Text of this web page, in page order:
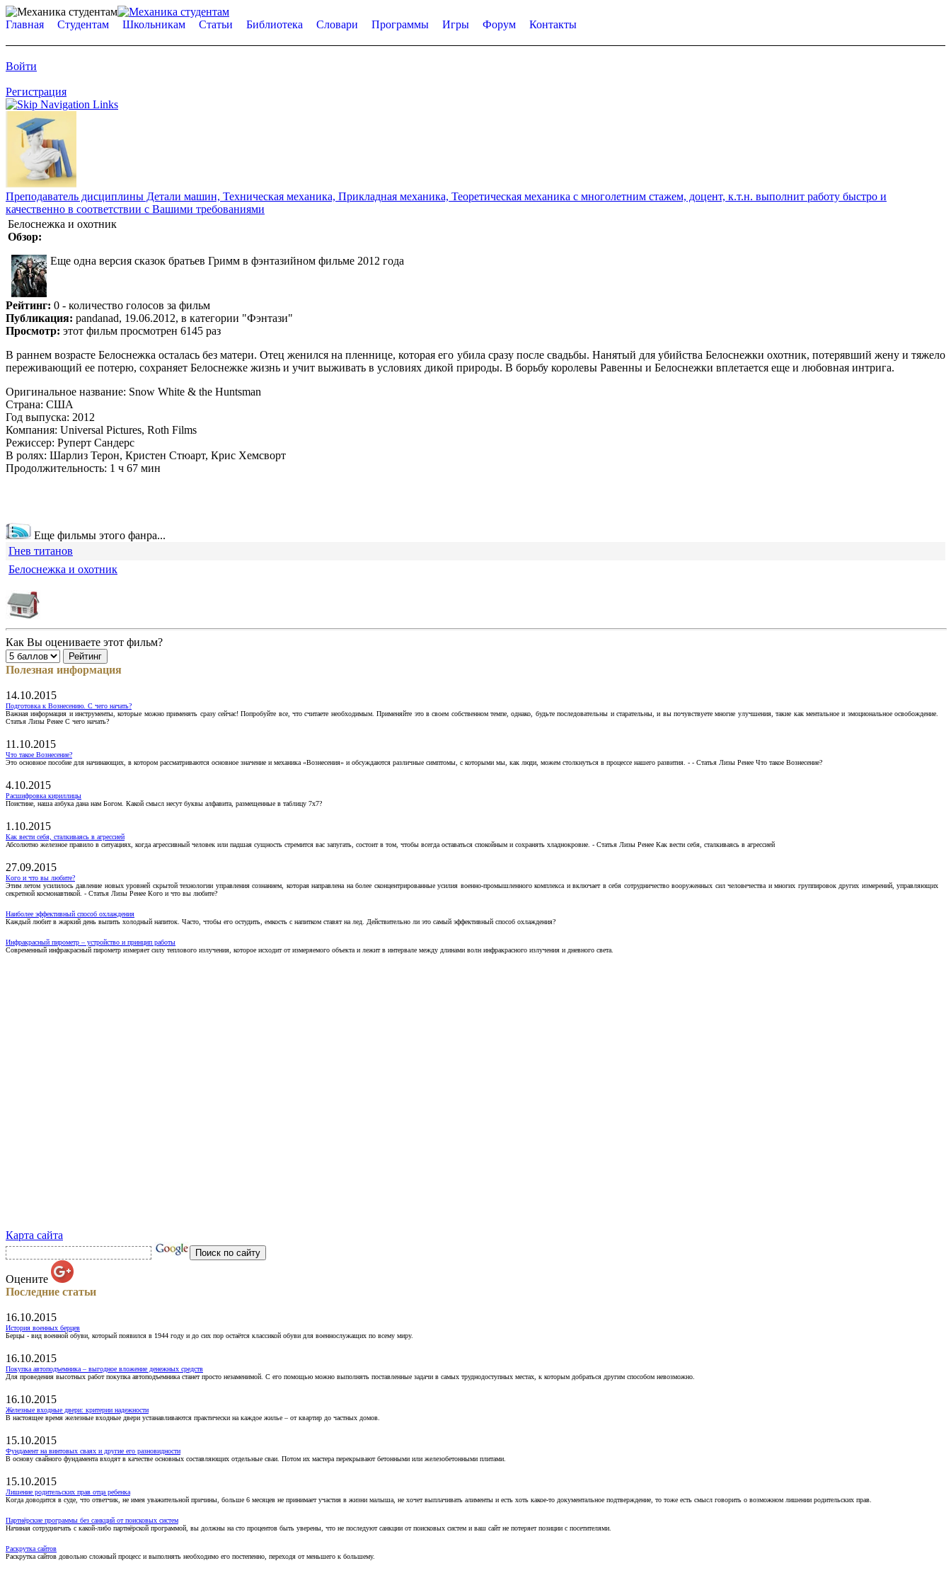
Главная Студентам Школьникам Статьи Библиотека Словари Программы Игры Форум Контакты
Войти
Регистрация
Преподаватель дисциплины Детали машин, Техническая механика, Прикладная механика, Теоретическая механика с многолетним стажем, доцент, к.т.н. выполнит работу быстро и
качественно в соответствии с Вашими требованиями
Белоснежка и охотник
Обзор:
Еще одна версия сказок братьев Гримм в фэнтазийном фильме 2012 года
Рейтинг: 0 - количество голосов за фильм
Публикация: pandanad, 19.06.2012, в категории "Фэнтази"
Просмотр: этот фильм просмотрен 6145 раз
В раннем возрасте Белоснежка осталась без матери. Отец женился на пленнице, которая его убила сразу после свадьбы. Нанятый для убийства Белоснежки охотник, потерявший жену и тяжело
переживающий ее потерю, сохраняет Белоснежке жизнь и учит выживать в условиях дикой природы. В борьбу королевы Равенны и Белоснежки вплетается еще и любовная интрига.
Оригинальное название: Snow White & the Huntsman
Страна: США
Год выпуска: 2012
Компания: Universal Pictures, Roth Films
Режиссер: Руперт Сандерс
В ролях: Шарлиз Терон, Кристен Стюарт, Крис Хемсворт
Продолжительность: 1 ч 67 мин
Еще фильмы этого фанра...
Гнев титанов
Белоснежка и охотник
Как Вы оцениваете этот фильм?
Полезная информация
14.10.2015
Подготовка к Вознесению. С чего начать?
Важная информация и инструменты, которые можно применять сразу сейчас! Попробуйте все, что считаете необходимым. Применяйте это в своем собственном темпе, однако, будьте последовательны и старательны, и вы почувствуете многие улучшения, такие как ментальное и эмоциональное освобождение.
Статья Лизы Ренее С чего начать?
11.10.2015
Что такое Вознесение?
Это основное пособие для начинающих, в котором рассматриваются основное значение и механика «Вознесения» и обсуждаются различные симптомы, с которыми мы, как люди, можем столкнуться в процессе нашего развития. - - Статья Лизы Ренее Что такое Вознесение?
4.10.2015
Расшифровка кириллицы
Поистине, наша азбука дана нам Богом. Какой смысл несут буквы алфавита, размещенные в таблицу 7х7?
1.10.2015
Как вести себя, сталкиваясь в агрессией
Абсолютно железное правило в ситуациях, когда агрессивный человек или падшая сущность стремится вас запугать, состоит в том, чтобы всегда оставаться спокойным и сохранять хладнокровие. - Статья Лизы Ренее Как вести себя, сталкиваясь в агрессией
27.09.2015
Кого и что вы любите?
Этим летом усилилось давление новых уровней скрытой технологии управления сознанием, которая направлена на более сконцентрированные усилия военно-промышленного комплекса и включает в себя сотрудничество вооруженных сил человечества и многих группировок других измерений, управляющих
секретной космонавтикой. - Статья Лизы Ренее Кого и что вы любите?
Наиболее эффективный способ охлаждения
Каждый любит в жаркий день выпить холодный напиток. Часто, чтобы его остудить, емкость с напитком ставят на лед. Действительно ли это самый эффективный способ охлаждения?
Инфракрасный пирометр – устройство и принцип работы
Современный инфракрасный пирометр измеряет силу теплового излучения, которое исходит от измеряемого объекта и лежит в интервале между длинами волн инфракрасного излучения и дневного света.
Карта сайта
Оцените
Последние статьи
16.10.2015
История военных берцев
Берцы - вид военной обуви, который появился в 1944 году и до сих пор остаётся классикой обуви для военнослужащих по всему миру.
16.10.2015
Покупка автоподъемника – выгодное вложение денежных средств
Для проведения высотных работ покупка автоподъемника станет просто незаменимой. С его помощью можно выполнять поставленные задачи в самых труднодоступных местах, к которым добраться другим способом невозможно.
16.10.2015
Железные входные двери: критерии надежности
В настоящее время железные входные двери устанавливаются практически на каждое жилье – от квартир до частных домов.
15.10.2015
Фундамент на винтовых сваях и другие его разновидности
В основу свайного фундамента входят в качестве основных составляющих отдельные сваи. Потом их мастера перекрывают бетонными или железобетонными плитами.
15.10.2015
Лишение родительских прав отца ребенка
Когда доводится в суде, что ответчик, не имея уважительной причины, больше 6 месяцев не принимает участия в жизни малыша, не хочет выплачивать алименты и есть хоть какое-то документальное подтверждение, то тоже есть смысл говорить о возможном лишении родительских прав.
Партнёрские программы без санкций от поисковых систем
Начиная сотрудничать с какой-либо партнёрской программой, вы должны на сто процентов быть уверены, что не последуют санкции от поисковых систем и ваш сайт не потеряет позиции с посетителями.
Раскрутка сайтов
Раскрутка сайтов довольно сложный процесс и выполнять необходимо его постепенно, переходя от меньшего к большему.